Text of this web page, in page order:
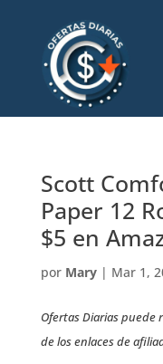
Scott
Paper 12
$5 en
por Mary| Mar 1,
Ofertas Diarias puede
de los enlaces de